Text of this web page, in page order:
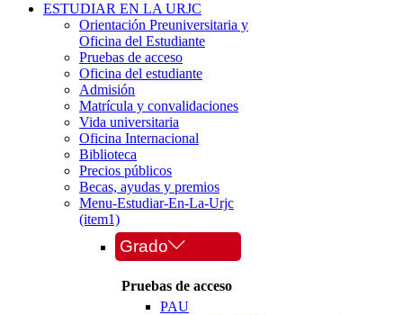
ESTUDIAR EN LA URJC
Orientación Preuniversitaria y
Oficina del Estudiante
Pruebas de acceso
Oficina del estudiante
Admisión
Matrícula y convalidaciones
Vida universitaria
Oficina Internacional
Biblioteca
Precios públicos
Becas, ayudas y premios
Menu-Estudiar-En-La-Urjc
(item1)
Grado
Pruebas de acceso
PAU